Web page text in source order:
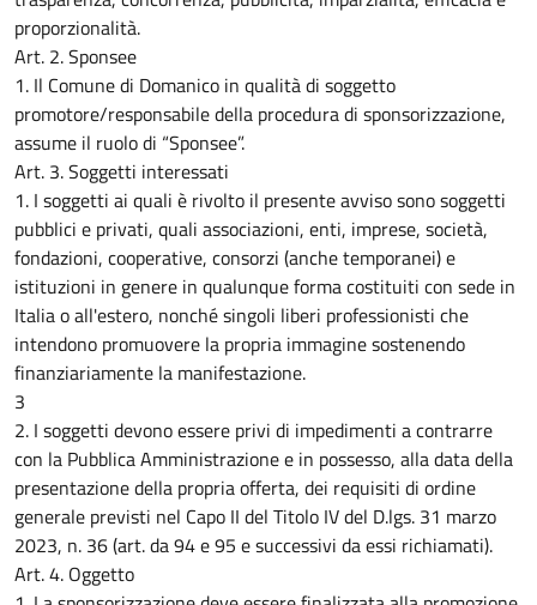
proporzionalità.
Art. 2. Sponsee
1. Il Comune di Domanico in qualità di soggetto
promotore/responsabile della procedura di sponsorizzazione,
assume il ruolo di “Sponsee”.
Art. 3. Soggetti interessati
1. I soggetti ai quali è rivolto il presente avviso sono soggetti
pubblici e privati, quali associazioni, enti, imprese, società,
fondazioni, cooperative, consorzi (anche temporanei) e
istituzioni in genere in qualunque forma costituiti con sede in
Italia o all'estero, nonché singoli liberi professionisti che
intendono promuovere la propria immagine sostenendo
finanziariamente la manifestazione.
3
2. I soggetti devono essere privi di impedimenti a contrarre
con la Pubblica Amministrazione e in possesso, alla data della
presentazione della propria offerta, dei requisiti di ordine
generale previsti nel Capo II del Titolo IV del D.lgs. 31 marzo
2023, n. 36 (art. da 94 e 95 e successivi da essi richiamati).
Art. 4. Oggetto